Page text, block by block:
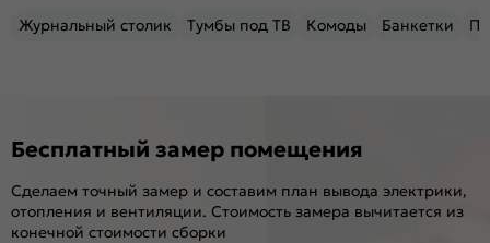
Журнальный столик Тумбы под ТВ Комоды Банкетки
Бесплатный замер помещения
Сделаем точный замер и составим план вывода электрики,
отопления и вентиляции. Стоимость замера вычитается из
конечной стоимости сборки